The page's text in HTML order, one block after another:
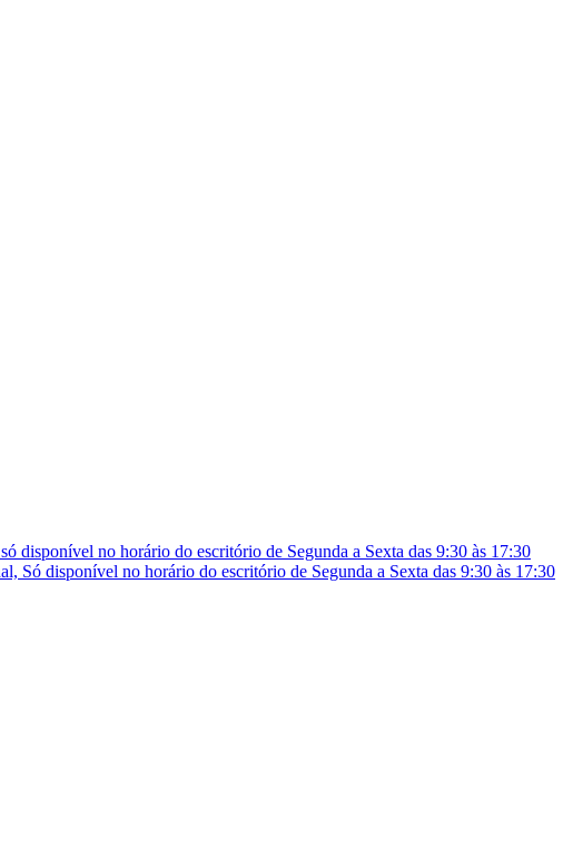
disponível no horário do escritório de Segunda a Sexta das 9:30 às 17:30
Só disponível no horário do escritório de Segunda a Sexta das 9:30 às 17:30